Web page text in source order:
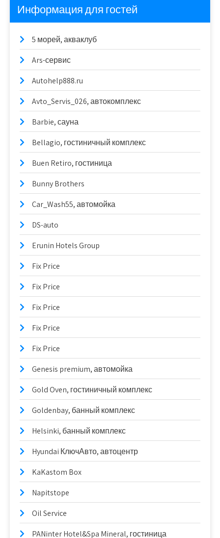
Информация для гостей
5 морей, акваклуб
Ars-сервис
Autohelp888.ru
Avto_Servis_026, автокомплекс
Barbie, сауна
Bellagio, гостиничный комплекс
Buen Retiro, гостиница
Bunny Brothers
Car_Wash55, автомойка
DS-auto
Erunin Hotels Group
Fix Price
Fix Price
Fix Price
Fix Price
Fix Price
Genesis premium, автомойка
Gold Oven, гостиничный комплекс
Goldenbay, банный комплекс
Helsinki, банный комплекс
Hyundai КлючАвто, автоцентр
KaKastom Box
Napitstope
Oil Service
PANinter Hotel&Spa Mineral, гостиница